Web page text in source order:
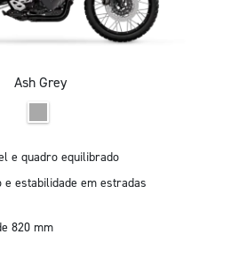
Ash Grey
e quadro equilibrado
e estabilidade em estradas
820 mm